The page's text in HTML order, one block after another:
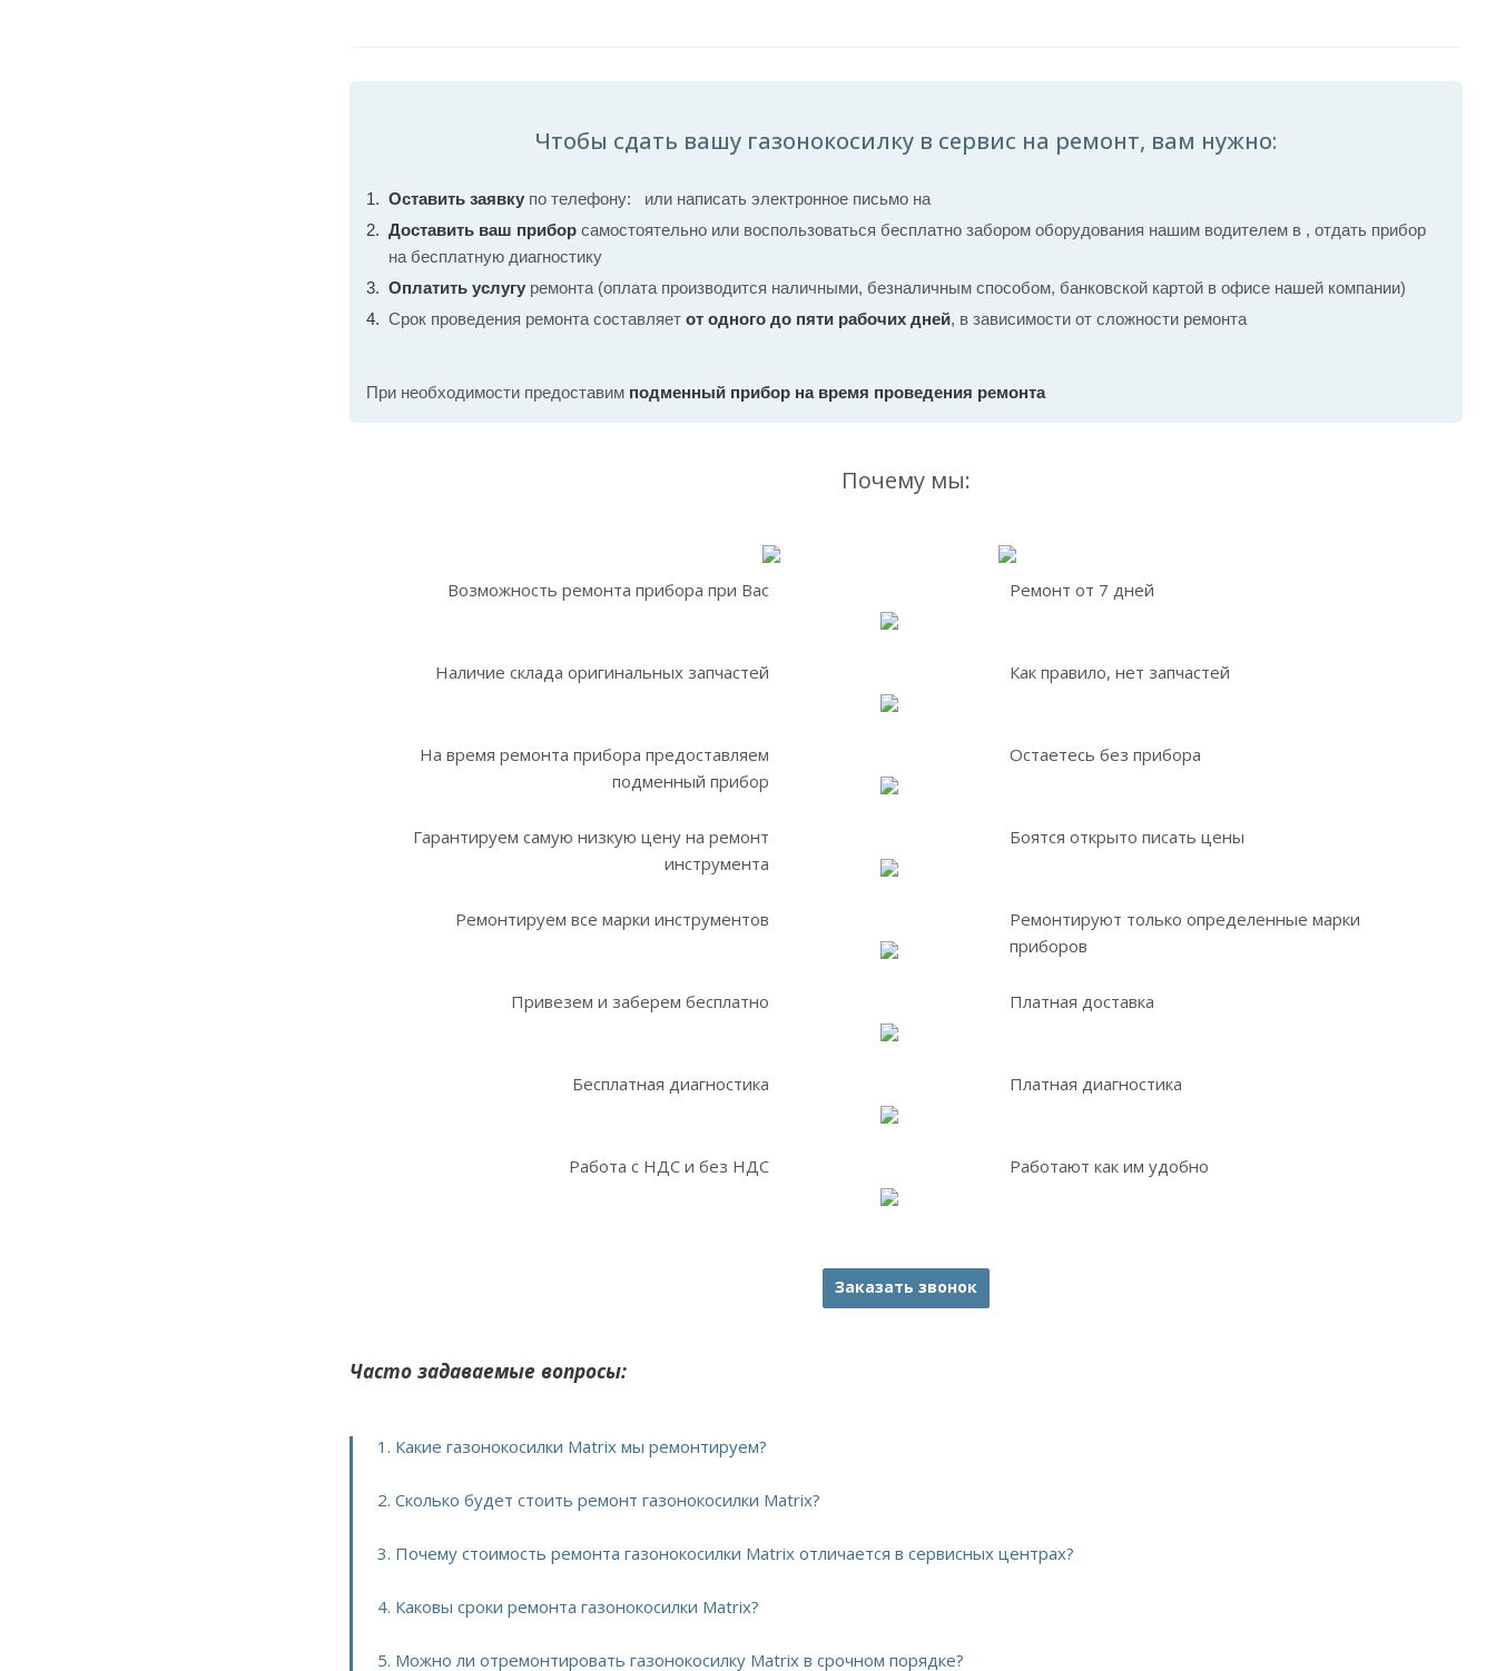
Чтобы сдать вашу газонокосилку в сервис на ремонт, вам нужно:
Оставить заявку по телефону:
или написать электронное письмо на
Доставить ваш прибор самостоятельно или воспользоваться бесплатно забором оборудования нашим водителем в , отдать прибор
на бесплатную диагностику
Оплатить услугу ремонта (оплата производится наличными, безналичным способом, банковской картой в офисе нашей компании)
Срок проведения ремонта составляет от одного до пяти рабочих дней, в зависимости от сложности ремонта
При необходимости предоставим подменный прибор на время проведения ремонта
Почему мы:
Возможность ремонта прибора при Вас
Наличие склада оригинальных запчастей
На время ремонта прибора предоставляем
подменный прибор
Гарантируем самую низкую цену на ремонт
инструмента
Ремонтируем все марки инструментов
Привезем и заберем бесплатно
Бесплатная диагностика
Работа с НДС и без НДС
Ремонт от 7 дней
Как правило, нет запчастей
Остаетесь без прибора
Боятся открыто писать цены
Ремонтируют только определенные марки
приборов
Платная доставка
Платная диагностика
Работают как им удобно
Заказать звонок
Часто задаваемые вопросы:
1. Какие газонокосилки Matrix мы ремонтируем?
2. Сколько будет стоить ремонт газонокосилки Matrix?
3. Почему стоимость ремонта газонокосилки Matrix отличается в сервисных центрах?
4. Каковы сроки ремонта газонокосилки Matrix?
5. Можно ли отремонтировать газонокосилку Matrix в срочном порядке?